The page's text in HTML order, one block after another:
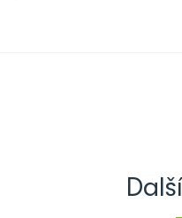
Další